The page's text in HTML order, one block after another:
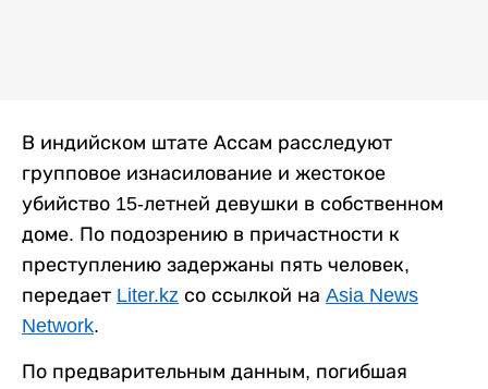
В индийском штате Ассам расследуют
групповое изнасилование и жестокое
убийство 15-летней девушки в собственном
доме. По подозрению в причастности к
преступлению задержаны пять человек,
передает Liter.kz со ссылкой на Asia News
Network.
По предварительным данным, погибшая